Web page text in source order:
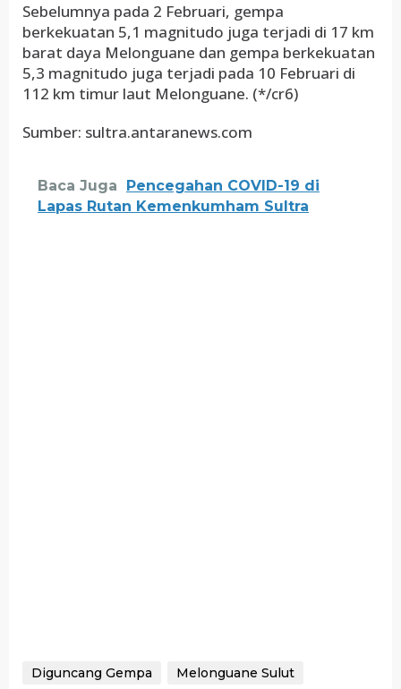
Sebelumnya pada 2 Februari, gempa
berkekuatan 5,1 magnitudo juga terjadi di 17 km
barat daya Melonguane dan gempa berkekuatan
5,3 magnitudo juga terjadi pada 10 Februari di
112 km timur laut Melonguane. (*/cr6)
Sumber: sultra.antaranews.com
Baca Juga
Pencegahan COVID-19 di
Lapas Rutan Kemenkumham Sultra
Diguncang Gempa Melonguane Sulut